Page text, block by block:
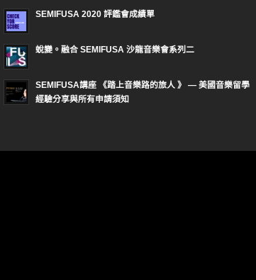
SEMIFUSA 2020 評鑑會成績單
蛻變。融合 SEMIFUSA 沙龍音樂會系列二
SEMIFUSA講座 《踏上音樂路的旅人 》 — 美國音樂留學
經驗分享與所有申請須知